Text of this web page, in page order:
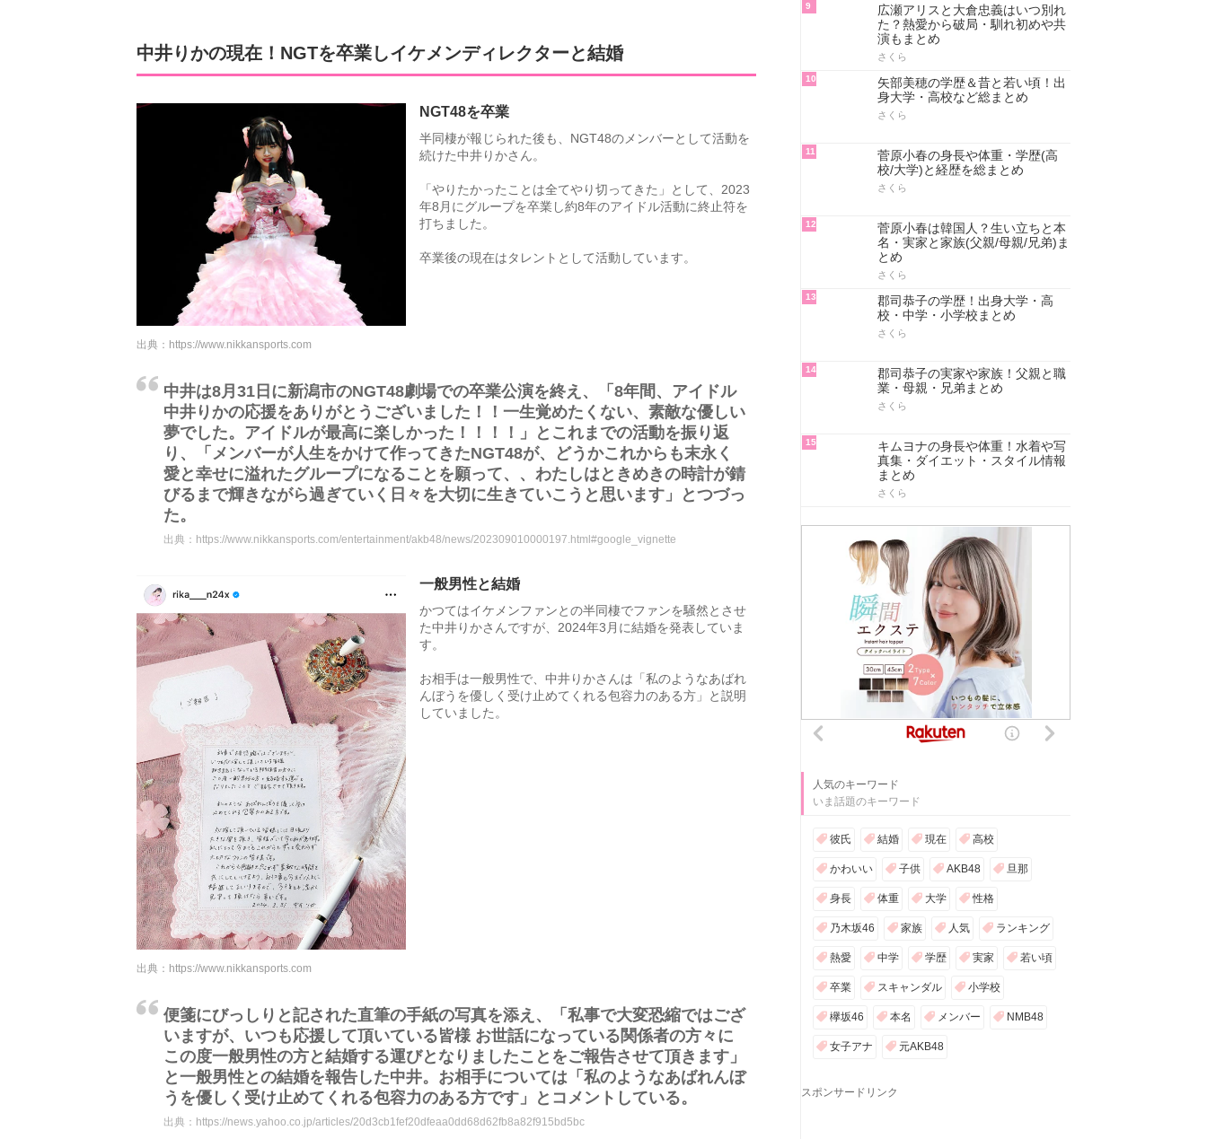
中井りかの現在！NGTを卒業しイケメンディレクターと結婚
NGT48を卒業
半同棲が報じられた後も、NGT48のメンバーとして活動を
続けた中井りかさん。
「やりたかったことは全てやり切ってきた」として、2023
年8月にグループを卒業し約8年のアイドル活動に終止符を
打ちました。
卒業後の現在はタレントとして活動しています。
出典： https://www.nikkansports.com
中井は8月31日に新潟市のNGT48劇場での卒業公演を終え、「8年間、アイドル
中井りかの応援をありがとうございました！！一生覚めたくない、素敵な優しい
夢でした。アイドルが最高に楽しかった！！！！」とこれまでの活動を振り返
り、「メンバーが人生をかけて作ってきたNGT48が、どうかこれからも末永く
愛と幸せに溢れたグループになることを願って、、わたしはときめきの時計が錆
びるまで輝きながら過ぎていく日々を大切に生きていこうと思います」とつづっ
た。
出典： https://www.nikkansports.com/entertainment/akb48/news/202309010000197.html#google_vignette
一般男性と結婚
かつてはイケメンファンとの半同棲でファンを騒然とさせ
た中井りかさんですが、2024年3月に結婚を発表していま
す。
お相手は一般男性で、中井りかさんは「私のようなあばれ
んぼうを優しく受け止めてくれる包容力のある方」と説明
していました。
出典： https://www.nikkansports.com
便箋にびっしりと記された直筆の手紙の写真を添え、「私事で大変恐縮ではござ
いますが、いつも応援して頂いている皆様 お世話になっている関係者の方々に
この度一般男性の方と結婚する運びとなりましたことをご報告させて頂きます」
と一般男性との結婚を報告した中井。お相手については「私のようなあばれんぼ
うを優しく受け止めてくれる包容力のある方です」とコメントしている。
出典： https://news.yahoo.co.jp/articles/20d3cb1fef20dfeaa0dd68d62fb8a82f915bd5bc
9
広瀬アリスと大倉忠義はいつ別れ
た？熱愛から破局・馴れ初めや共
演もまとめ
さくら
10
矢部美穂の学歴＆昔と若い頃！出
身大学・高校など総まとめ
さくら
11
菅原小春の身長や体重・学歴(高
校/大学)と経歴を総まとめ
さくら
12
菅原小春は韓国人？生い立ちと本
名・実家と家族(父親/母親/兄弟)ま
とめ
さくら
13
郡司恭子の学歴！出身大学・高
校・中学・小学校まとめ
さくら
14
郡司恭子の実家や家族！父親と職
業・母親・兄弟まとめ
さくら
15
キムヨナの身長や体重！水着や写
真集・ダイエット・スタイル情報
まとめ
さくら
人気のキーワード
いま話題のキーワード
彼氏 結婚 現在 高校
かわいい 子供 AKB48 旦那
身長 体重 大学 性格
乃木坂46 家族 人気 ランキング
熱愛 中学 学歴 実家 若い頃
卒業 スキャンダル 小学校
欅坂46 本名 メンバー NMB48
女子アナ 元AKB48
スポンサードリンク